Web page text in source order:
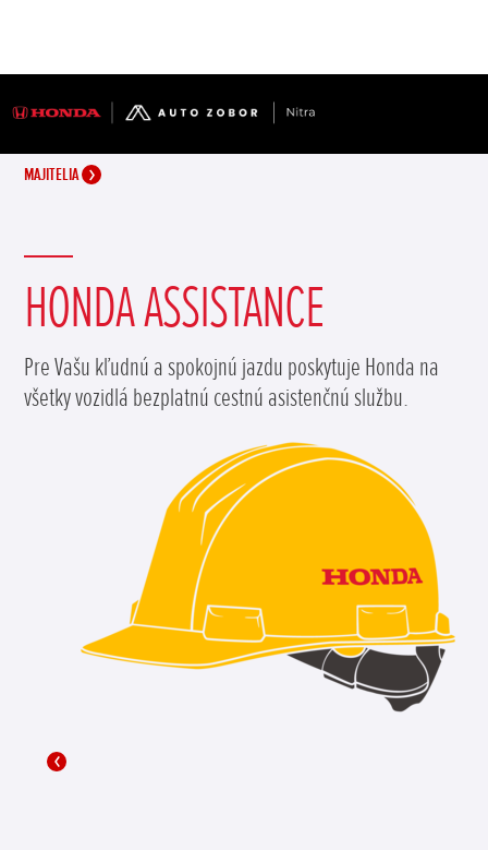
MAJITELIA
HONDA ASSISTANCE
Pre Vašu kľudnú a spokojnú jazdu poskytuje Honda na
všetky vozidlá bezplatnú cestnú asistenčnú službu.